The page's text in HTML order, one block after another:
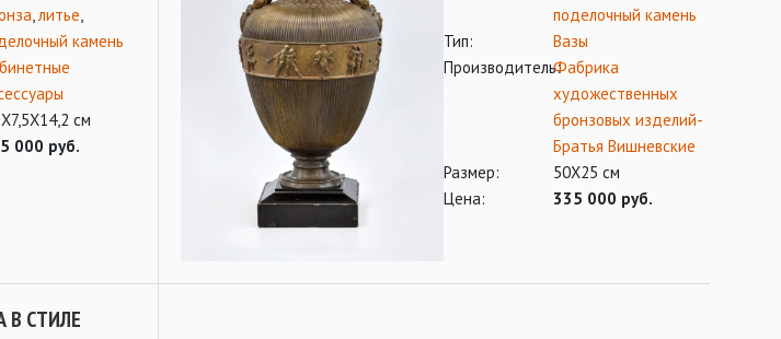
,литье,
камень
см
000 руб.
поделочный камень
Тип:
Вазы
Производитель:Фабрика
художественных
бронзовых изделий-
Братья Вишневские
Размер:
50Х25 см
Цена:
335 000 руб.
В СТИЛЕ